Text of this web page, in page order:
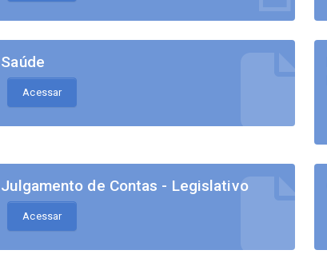
Saúde
Acessar
Julgamento de Contas - Legislativo
Acessar